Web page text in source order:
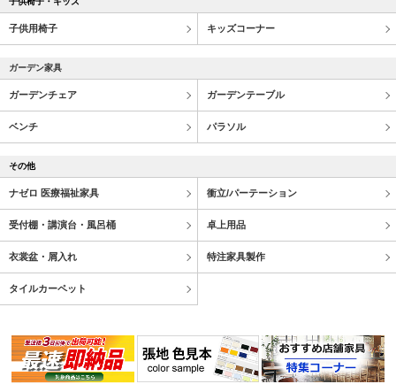
子供用椅子 キッズコーナー
ガーデン家具
ガーデンチェア ガーデンテーブル
ベンチ パラソル
その他
ナゼロ 医療福祉家具 衝立/パーテーション
受付棚・講演台・風呂桶 卓上用品
衣裳盆・屑入れ 特注家具製作
タイルカーペット